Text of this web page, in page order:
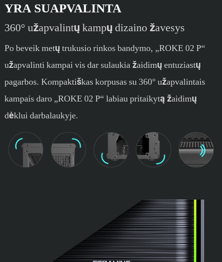
YRA SUAPVALINTA
360° užapvalintų kampų dizaino žavesys
Po beveik metų trukusio rinkos bandymo, „ROKE 02 P“
užapvalinti kampai vis dar sulaukia žaidimų entuziastų
pagarbos. Kompaktiškas korpusas su 360° užapvalintais
kampais daro „ROKE 02 P“ labiau pritaikytą žaidimų
dėklui darbalaukyje.